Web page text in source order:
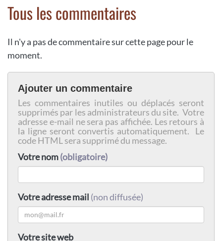
Tous les commentaires
Il n'y a pas de commentaire sur cette page pour le
moment.
Ajouter un commentaire
Les commentaires inutiles ou déplacés seront
supprimés par les administrateurs du site. Votre
adresse e-mail ne sera pas affichée. Les retours à
la ligne seront convertis automatiquement. Le
code HTML sera supprimé du message.
Votre nom(obligatoire)
Votre adresse mail (non diffusée)
Votre site web